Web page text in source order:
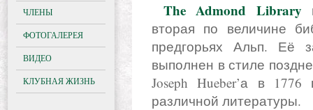
The Admond Library
вторая по величине
предгорьях Альп. Её
выполнен в стиле
Joseph Hueber’а в
различной литературы.
ЧЛЕНЫ
ФОТОГАЛЕРЕЯ
ВИДЕО
КЛУБНАЯ ЖИЗНЬ